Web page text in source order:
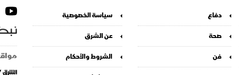
متعددة.. منظمة التجارة العالمية
عالمياً"
ل منظمة التجارة العالمية ، الثلاثاء، إن العالم مقبل على "ركود
يواجه فيه "أزمات متعددة".